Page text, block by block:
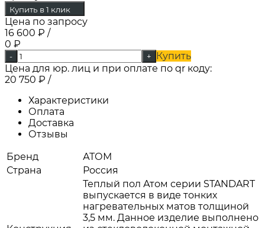
Купить в 1 клик
Цена по запросу
16 600 ₽ /
0 ₽
- +
Купить
Цена для юр. лиц и при оплате по qr коду:
20 750 ₽ /
Характеристики
Оплата
Доставка
Отзывы
Бренд
АТОМ
Страна
Россия
Теплый пол Атом серии STANDART
выпускается в виде тонких
нагревательных матов толщиной
3,5 мм. Данное изделие выполнено